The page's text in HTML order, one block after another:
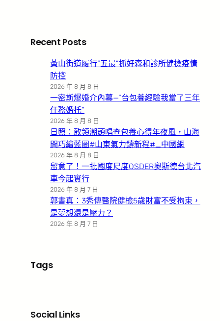
Recent Posts
黃山街道履行“五最”抓好森和診所健檢疫情
防控
2026 年 8 月 8 日
一密斯爆婚介內幕—”台包養經驗我當了三年
任務婚托”
2026 年 8 月 8 日
日照：敢領潮頭唱查包養心得年夜風，山海
間巧繪藍圖#山東氣力鑄新程#_中國網
2026 年 8 月 8 日
留意了！一批國度尺度OSDER奧斯德台北汽
車今起實行
2026 年 8 月 7 日
郭書真：3秀傳醫院健檢5歲財富不受拘束，
是夢想還是壓力？
2026 年 8 月 7 日
Tags
Social Links